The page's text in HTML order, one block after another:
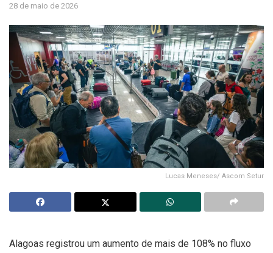
28 de maio de 2026
Lucas Meneses/ Ascom Setur
Alagoas registrou um aumento de mais de 108% no fluxo